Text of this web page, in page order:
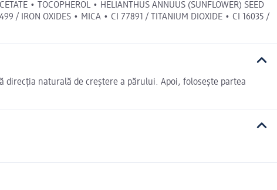
• TOCOPHEROL • HELIANTHUS ANNUUS (SUNFLOWER) SEED
/ IRON OXIDES • MICA • CI 77891 / TITANIUM DIOXIDE • CI 16035 /
direcția naturală de creștere a părului. Apoi, folosește partea